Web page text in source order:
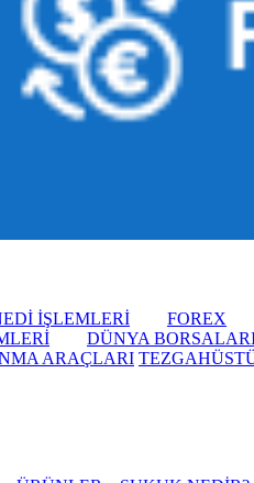
İŞLEMLERİ FOREX
DÜNYA
ARAÇLARI